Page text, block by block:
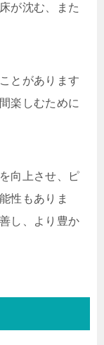
が沈む、また
とがあります
楽しむために
向上させ、ピ
性もありま
し、より豊か